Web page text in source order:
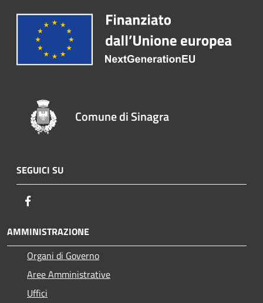
Comune di Sinagra
SEGUICI SU
AMMINISTRAZIONE
Organi di Governo
Aree Amministrative
Uffici